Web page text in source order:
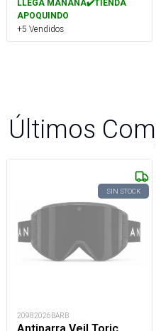
LLEGA MAÑANA✔️TIENDA
APOQUINDO
+5 Vendidos
Últimos
SIN STOCK
20982026BARB